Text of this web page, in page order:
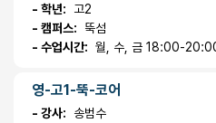
- 학년:
고2
- 캠퍼스:
뚝섬
- 수업시간: 월, 수, 금 18:00-
영-고1-뚝-코어
- 강사:
송범수